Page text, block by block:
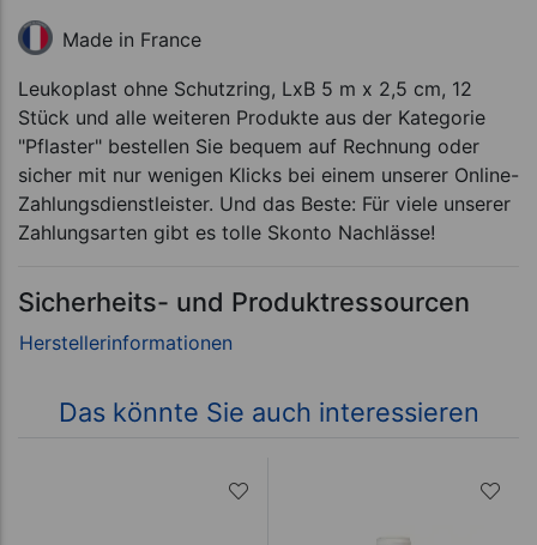
Made in France
Leukoplast ohne Schutzring, LxB 5 m x 2,5 cm, 12
Stück und alle weiteren Produkte aus der Kategorie
"Pflaster" bestellen Sie bequem auf Rechnung oder
sicher mit nur wenigen Klicks bei einem unserer Online-
Zahlungsdienstleister. Und das Beste: Für viele unserer
Zahlungsarten gibt es tolle Skonto Nachlässe!
Sicherheits- und Produktressourcen
Das könnte Sie auch interessieren